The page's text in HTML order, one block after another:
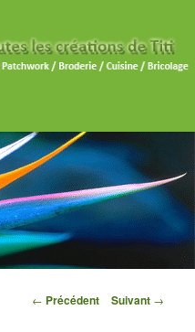
Navigation des articles
← Précédent Suivant →